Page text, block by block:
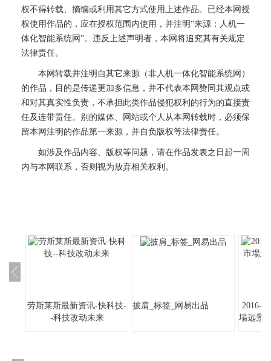
权不得转载、摘编或利用其它方式使用上述作品。已经本网授
权使用作品的，应在授权范围内使用，并注明“来源：人机一
体化智能系统网”。违反上述声明者，本网将追究其有关规定
法律责任。
本网转载并注明自其它来源（非人机一体化智能系统网）
的作品，目的是传递更加多信息，并不代表本网赞同其观点或
和对其真实性负责，不承担此类作品侵犯权利的行为的直接责
任及连带责任。别的媒体、网站或个人从本网转载时，必须保
留本网注明的作品第一来源，并自负版权等法律责任。
如涉及作品内容、版权等问题，请在作品发表之日起一周
内与本网联系，否则视为放弃相关权利。
劳斯莱斯最新资讯-快科技-
-科技改动未来
披肩_标签_网易出品
2016-
場远景